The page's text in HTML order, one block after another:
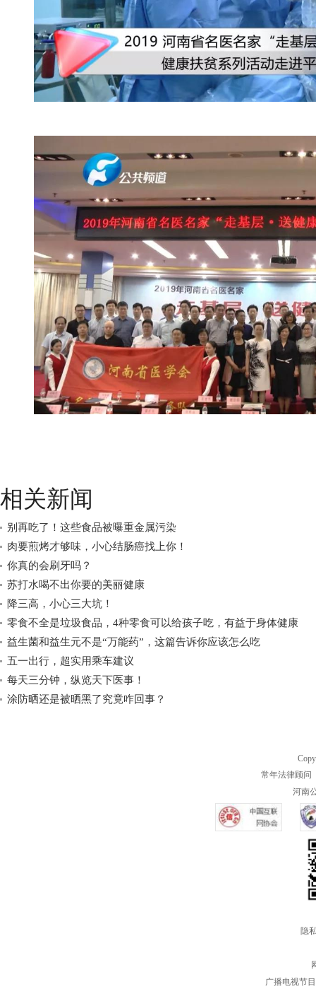
相关新闻
别再吃了！这些食品被曝重金属污染
肉要煎烤才够味，小心结肠癌找上你！
你真的会刷牙吗？
苏打水喝不出你要的美丽健康
降三高，小心三大坑！
零食不全是垃圾食品，4种零食可以给孩子吃，有益于身体健康
益生菌和益生元不是“万能药”，这篇告诉你应该怎么吃
五一出行，超实用乘车建议
每天三分钟，纵览天下医事！
涂防晒还是被晒黑了究竟咋回事？
常年法律顾问
河南
隐
广播电视节